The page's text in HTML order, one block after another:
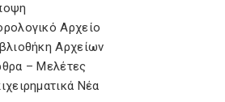
Αρχείο
Αρχείων
– Μελέτες
Νέα